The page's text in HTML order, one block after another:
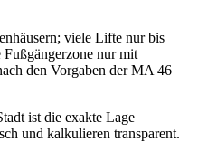
viele Lifte nur bis
nur mit
den Vorgaben der MA 46
ist die exakte Lage
und kalkulieren transparent.